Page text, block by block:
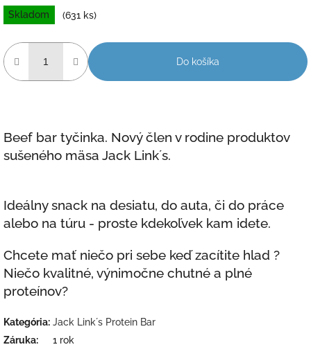
cena:
Skladom
(631 ks)
Do košíka
Beef bar tyčinka. Nový člen v rodine produktov
sušeného mäsa Jack Link´s.
Ideálny snack na desiatu, do auta, či do práce
alebo na túru - proste kdekoľvek kam idete.
Chcete mať niečo pri sebe keď zacítite hlad ?
Niečo kvalitné, výnimočne chutné a plné
proteínov?
Kategória: Jack Link´s Protein Bar
Záruka:
1 rok